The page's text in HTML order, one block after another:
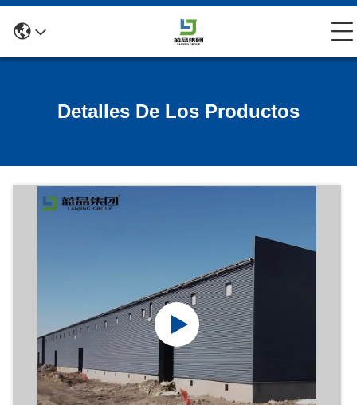
Detalles De Los Productos